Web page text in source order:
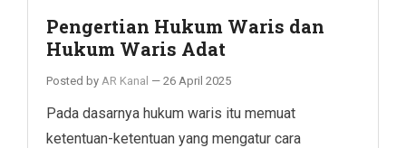
Pengertian Hukum Waris dan
Hukum Waris Adat
Posted by AR Kanal — 26 April 2025
Pada dasarnya hukum waris itu memuat
ketentuan-ketentuan yang mengatur cara